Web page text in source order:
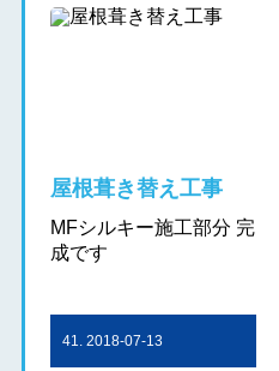
屋根葺き替え工事
MFシルキー施工部分 完
成です
41. 2018-07-13